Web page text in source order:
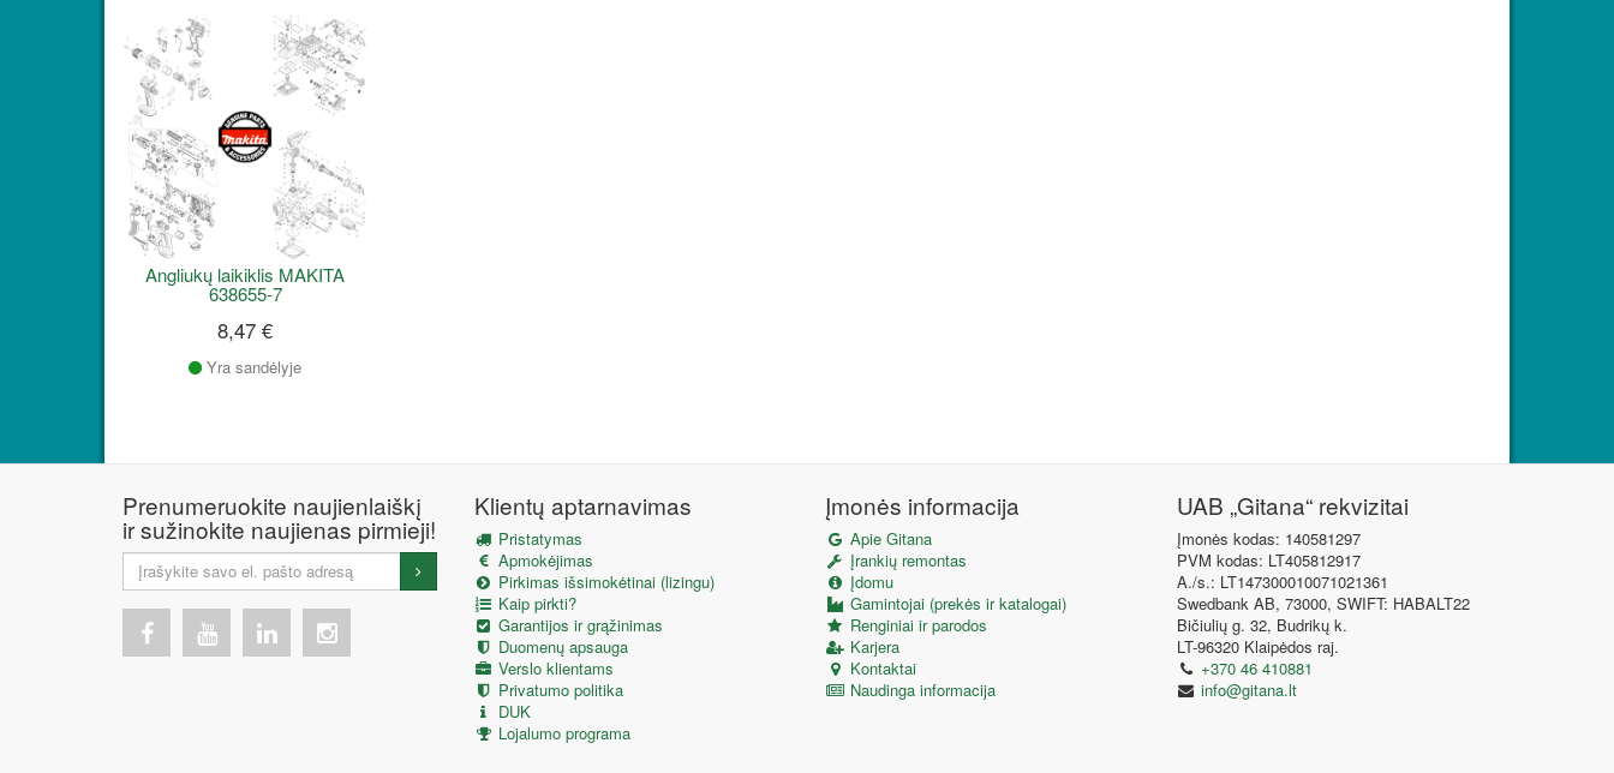
Angliukų laikiklis MAKITA
638655-7
8,47 €
Yra sandėlyje
Prenumeruokite naujienlaiškį
ir sužinokite naujienas pirmieji!
Klientų aptarnavimas
Pristatymas
Apmokėjimas
Pirkimas išsimokėtinai (lizingu)
Kaip pirkti?
Garantijos ir grąžinimas
Duomenų apsauga
Verslo klientams
Privatumo politika
DUK
Lojalumo programa
Įmonės informacija
Apie Gitana
Įrankių remontas
Įdomu
Gamintojai (prekės ir katalogai)
Renginiai ir parodos
Karjera
Kontaktai
Naudinga informacija
UAB „Gitana“ rekvizitai
Įmonės kodas: 140581297
PVM kodas: LT405812917
A./s.: LT147300010071021361
Swedbank AB, 73000, SWIFT: HABALT22
Bičiulių g. 32, Budrikų k.
LT-96320 Klaipėdos raj.
+370 46 410881
info@gitana.lt